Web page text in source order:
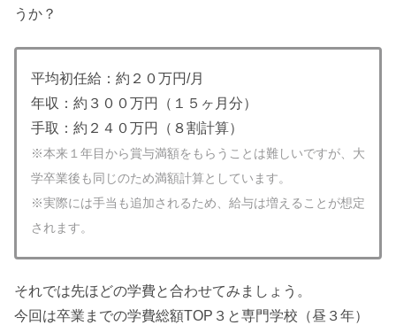
うか？
平均初任給：約２０万円/月
年収：約３００万円（１５ヶ月分）
手取：約２４０万円（８割計算）
※本来１年目から賞与満額をもらうことは難しいですが、大
学卒業後も同じのため満額計算としています。
※実際には手当も追加されるため、給与は増えることが想定
されます。
それでは先ほどの学費と合わせてみましょう。
今回は卒業までの学費総額TOP３と専門学校（昼３年）